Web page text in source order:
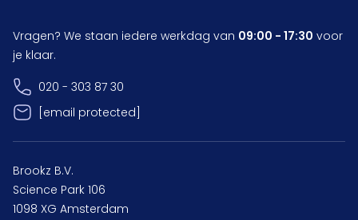
Vragen? We staan iedere werkdag van 09:00 - 17:30 voor
je klaar.
020 - 303 87 30
[email protected]
Brookz B.V.
Science Park 106
1098 XG Amsterdam